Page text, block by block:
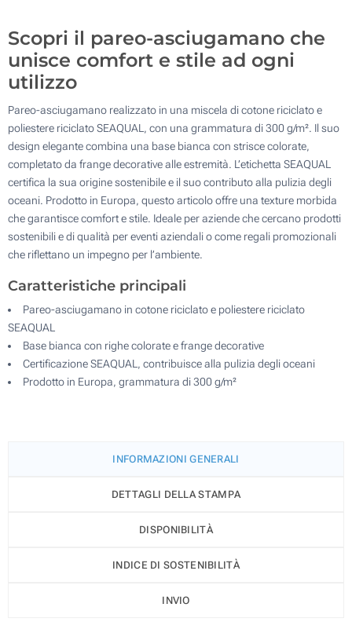
Scopri il pareo-asciugamano che
unisce comfort e stile ad ogni
utilizzo
Pareo-asciugamano realizzato in una miscela di cotone riciclato e
poliestere riciclato SEAQUAL, con una grammatura di 300 g/m². Il suo
design elegante combina una base bianca con strisce colorate,
completato da frange decorative alle estremità. L’etichetta SEAQUAL
certifica la sua origine sostenibile e il suo contributo alla pulizia degli
oceani. Prodotto in Europa, questo articolo offre una texture morbida
che garantisce comfort e stile. Ideale per aziende che cercano prodotti
sostenibili e di qualità per eventi aziendali o come regali promozionali
che riflettano un impegno per l’ambiente.
Caratteristiche principali
Pareo-asciugamano in cotone riciclato e poliestere riciclato
SEAQUAL
Base bianca con righe colorate e frange decorative
Certificazione SEAQUAL, contribuisce alla pulizia degli oceani
Prodotto in Europa, grammatura di 300 g/m²
INFORMAZIONI GENERALI
DETTAGLI DELLA STAMPA
DISPONIBILITÀ
INDICE DI SOSTENIBILITÀ
INVIO